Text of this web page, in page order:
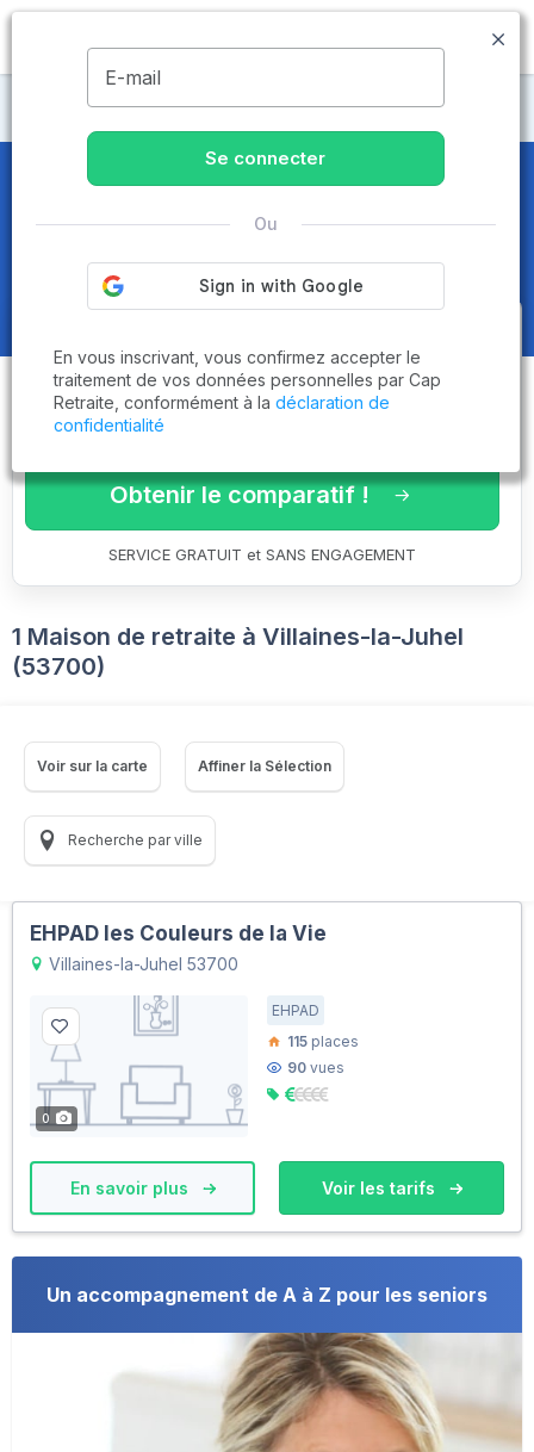
MENU
Maisons de retraite Mayenne
Maisons de retraite et EHPAD
Villaines-la-Juhel (53700)
Obtenez le
comparatif des
établissementsadaptés à vos
critères en 3 minutes !
Obtenir le comparatif !
SERVICE GRATUIT et SANS ENGAGEMENT
1 Maison de retraite à Villaines-la-Juhel
(53700)
Voir sur la carte Affiner la Sélection
Recherche par ville
EHPAD les Couleurs de la Vie
Villaines-la-Juhel 53700
0
EHPAD
115 places
90 vues
En savoir plus Voir les tarifs
Un accompagnement de A à Z pour les seniors
E-mail
Se connecter
Ou
En vous inscrivant, vous confirmez accepter le
traitement de vos données personnelles par Cap
Retraite, conformément à la déclaration de
confidentialité